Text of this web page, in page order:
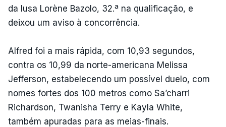
da lusa Lorène Bazolo, 32.ª na qualificação, e
deixou um aviso à concorrência.
Alfred foi a mais rápida, com 10,93 segundos,
contra os 10,99 da norte-americana Melissa
Jefferson, estabelecendo um possível duelo, com
nomes fortes dos 100 metros como Sa’charri
Richardson, Twanisha Terry e Kayla White,
também apuradas para as meias-finais.